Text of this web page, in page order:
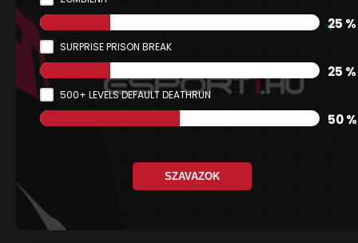
25 %
SURPRISE PRISON BREAK
25 %
500+ LEVELS DEFAULT DEATHRUN
50 %
SZAVAZOK